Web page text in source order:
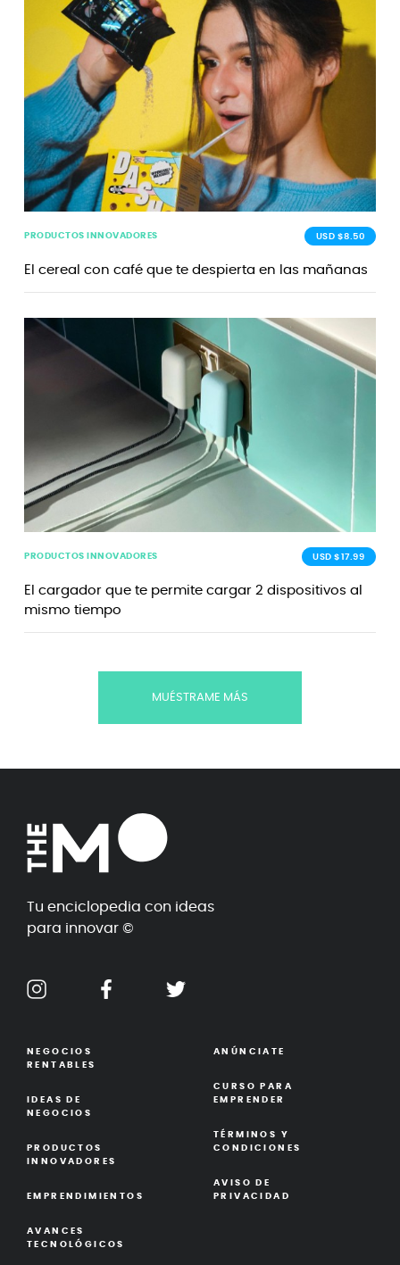
PRODUCTOS INNOVADORES USD $8.50
El cereal con café que te despierta en las mañanas
PRODUCTOS INNOVADORES USD $17.99
El cargador que te permite cargar 2 dispositivos al
mismo tiempo
MUÉSTRAME MÁS
Tu enciclopedia con ideas
para innovar ©
NEGOCIOS
RENTABLES
IDEAS DE
NEGOCIOS
PRODUCTOS
INNOVADORES
EMPRENDIMIENTOS
AVANCES
TECNOLÓGICOS
ANÚNCIATE
CURSO PARA
EMPRENDER
TÉRMINOS Y
CONDICIONES
AVISO DE
PRIVACIDAD